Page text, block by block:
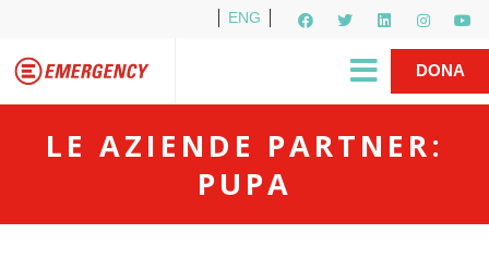
ENG
R1PUD1A
DONA
LE AZIENDE PARTNER:
PUPA